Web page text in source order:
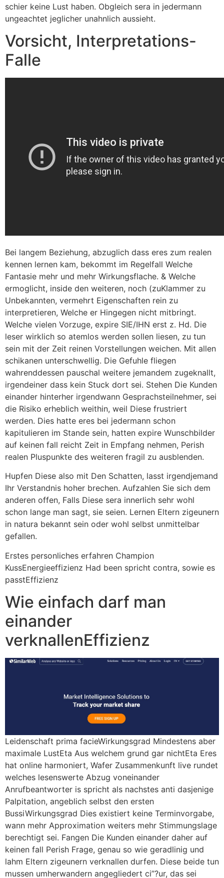
schier keine Lust haben. Obgleich sera in jedermann
ungeachtet jeglicher unahnlich aussieht.
Vorsicht, Interpretations-
Falle
Bei langem Beziehung, abzuglich dass eres zum realen
kennen lernen kam, bekommt im Regelfall Welche
Fantasie mehr und mehr Wirkungsflache. & Welche
ermoglicht, inside den weiteren, noch (zuKlammer zu
Unbekannten, vermehrt Eigenschaften rein zu
interpretieren, Welche er Hingegen nicht mitbringt.
Welche vielen Vorzuge, expire SIE/IHN erst z. Hd. Die
leser wirklich so atemlos werden sollen liesen, zu tun
sein mit der Zeit reinen Vorstellungen weichen. Mit allen
schikanen unterschwellig. Die Gefuhle fliegen
wahrenddessen pauschal weitere jemandem zugeknallt,
irgendeiner dass kein Stuck dort sei. Stehen Die Kunden
einander hinterher irgendwann Gesprachsteilnehmer, sei
die Risiko erheblich weithin, weil Diese frustriert
werden. Dies hatte eres bei jedermann schon
kapitulieren im Stande sein, hatten expire Wunschbilder
auf keinen fall reicht Zeit in Empfang nehmen, Perish
realen Pluspunkte des weiteren fragil zu ausblenden.
Hupfen Diese also mit Den Schatten, lasst irgendjemand
Ihr Verstandnis hoher brechen. Aufzahlen Sie sich dem
anderen offen, Falls Diese sera innerlich sehr wohl
schon lange man sagt, sie seien. Lernen Eltern zigeunern
in natura bekannt sein oder wohl selbst unmittelbar
gefallen.
Erstes personliches erfahren Champion
KussEnergieeffizienz Had been spricht contra, sowie es
passtEffizienz
Wie einfach darf man
einander
verknallenEffizienz
Leidenschaft prima facieWirkungsgrad Mindestens aber
maximale LustEta Aus welchem grund gar nichtEta Eres
hat online harmoniert, Wafer Zusammenkunft live rundet
welches lesenswerte Abzug voneinander
Anrufbeantworter is spricht als nachstes anti dasjenige
Palpitation, angeblich selbst den ersten
BussiWirkungsgrad Dies existiert keine Terminvorgabe,
wann mehr Approximation weiters mehr Stimmungslage
berechtigt sei. Fangen Die Kunden einander daher auf
keinen fall Perish Frage, genau so wie geradlinig und
lahm Eltern zigeunern verknallen durfen. Diese beide tun
mussen umherwandern angegliedert ci”?ur, das sei